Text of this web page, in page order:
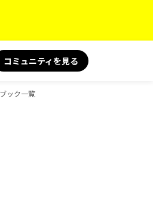
コミュニティを見る
ック一覧